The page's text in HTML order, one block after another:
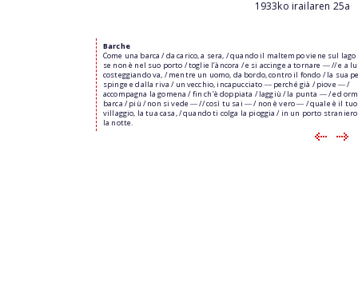
1933ko irailaren 25a
Barche
Come una barca / da carico, a sera, / quando il maltempo viene sul
se non è nel suo porto / toglie l’àncora / e si accinge a tornare ― // e a
costeggiando va, / mentre un uomo, da bordo, contro il fondo / la sua
spinge e dalla riva / un vecchio, incapucciato ― perché già / piove ― /
accompagna la gomena / fin ch’è doppiata / laggiù / la punta ― / ed
barca / più / non si vede ― // così tu sai ― / non è vero ― / quale è il tuo
villaggio, la tua casa, / quando ti colga la pioggia / in un porto
la notte.